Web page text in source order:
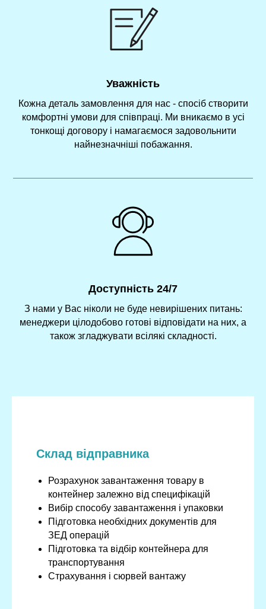
Уважність
Кожна деталь замовлення для нас - спосіб створити
комфортні умови для співпраці. Ми вникаємо в усі
тонкощі договору і намагаємося задовольнити
найнезначніші побажання.
Доступність 24/7
З нами у Вас ніколи не буде невирішених питань:
менеджери цілодобово готові відповідати на них, а
також згладжувати всілякі складності.
Склад відправника
Розрахунок завантаження товару в
контейнер залежно від специфікацій
Вибір способу завантаження і упаковки
Підготовка необхідних документів для
ЗЕД операцій
Підготовка та відбір контейнера для
транспортування
Страхування і сюрвей вантажу